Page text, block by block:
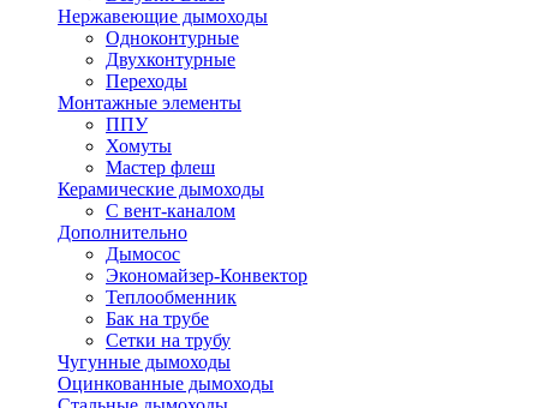
Нержавеющие дымоходы
Одноконтурные
Двухконтурные
Переходы
Монтажные элементы
ППУ
Хомуты
Мастер флеш
Керамические дымоходы
С вент-каналом
Дополнительно
Дымосос
Экономайзер-Конвектор
Теплообменник
Бак на трубе
Сетки на трубу
Чугунные дымоходы
Оцинкованные дымоходы